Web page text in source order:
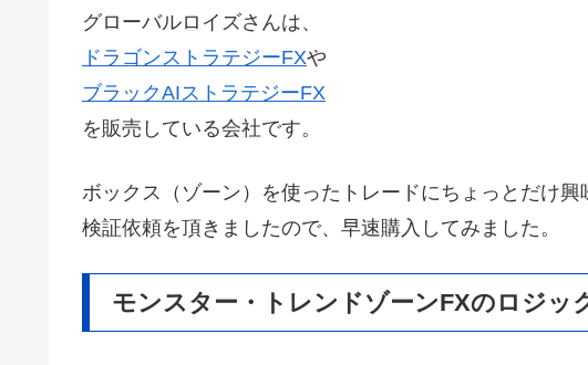
グローバルロイズさんは、
ドラゴンストラテジーFXや
ブラックAIストラテジーFX
を販売している会社です。
ボックス（ゾーン）を使ったトレードにちょっとだけ
検証依頼を頂きましたので、早速購入してみました。
モンスター・トレンドゾーンFXのロジッ